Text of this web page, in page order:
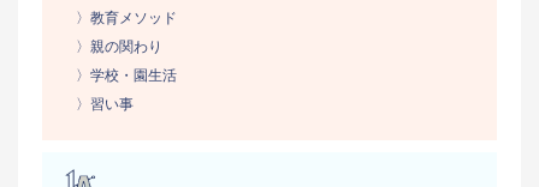
〉教育メソッド
〉親の関わり
〉学校・園生活
〉習い事